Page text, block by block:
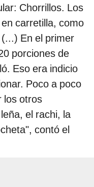
Chorrillos. Los
carretilla, como
En el primer
porciones de
Eso era indicio
Poco a poco
los otros
el rachi, la
contó el